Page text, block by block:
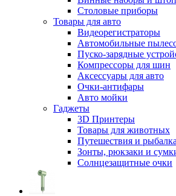
Столовые приборы
Товары для авто
Видеорегистраторы
Автомобильные
Пуско-зарядные
Компрессоры для шин
Аксессуары для авто
Очки-антифары
Авто мойки
Гаджеты
3D Принтеры
Товары для животных
Путешествия и рыбалка
Зонты, рюкзаки и
Солнцезащитные очки